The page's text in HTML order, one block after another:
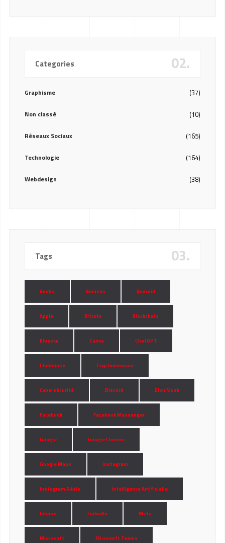
Categories 02.
Graphisme (37)
Non classé (10)
Réseaux Sociaux (165)
Technologie (164)
Webdesign (38)
Tags 03.
Adobe Amazon Android
Apple Bitcoin Blockchain
Bluesky Canva ChatGPT
Clubhouse Cryptomonnaie
Cybersécurité Discord Elon Musk
Facebook Facebook Messenger
Google Google Chrome
Google Maps Instagram
Instagram Réels Intelligence Artificielle
Iphone LinkedIn Meta
Microsoft Microsoft Teams